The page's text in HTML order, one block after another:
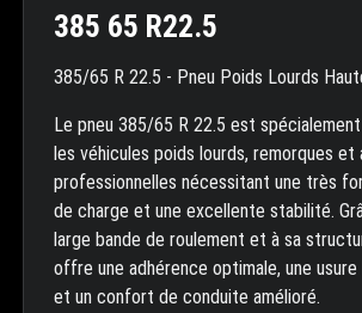
385 65 R22.5
385/65 R 22.5 - Pneu Poids Lourds
Le pneu 385/65 R 22.5 est
les véhicules poids lourds, remorques et
professionnelles nécessitant une très
de charge et une excellente stabilité.
large bande de roulement et à sa
offre une adhérence optimale, une usure
et un confort de conduite amélioré.